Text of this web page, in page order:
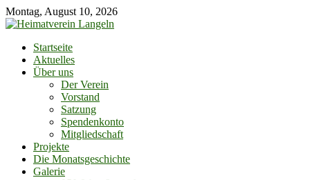
Skip
to
Montag, August 10, 2026
Startseite
Aktuelles
Über uns
Der Verein
Vorstand
Satzung
Spendenkonto
Mitgliedschaft
Projekte
Die Monatsgeschichte
Galerie